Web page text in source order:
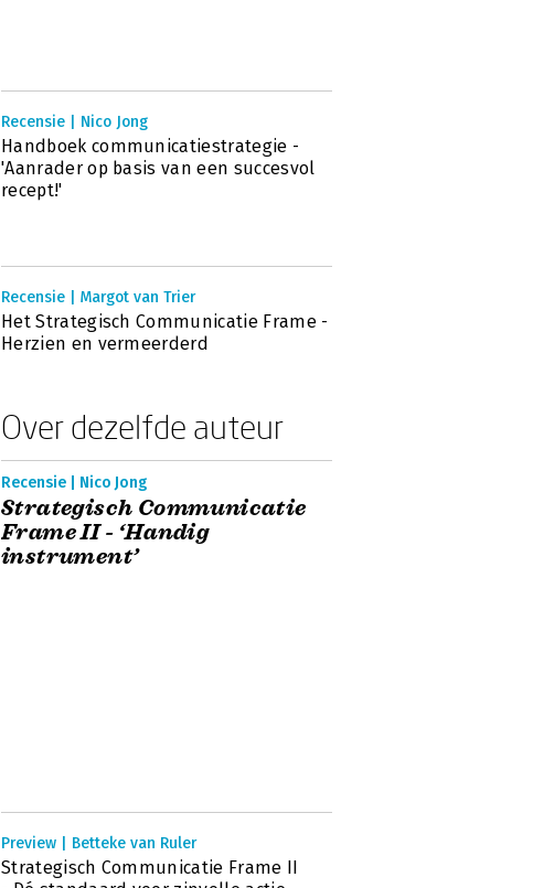
Recensie | Nico Jong
Handboek communicatiestrategie -
'Aanrader op basis van een succesvol
recept!'
Recensie | Margot van Trier
Het Strategisch Communicatie Frame -
Herzien en vermeerderd
Over dezelfde auteur
Recensie | Nico Jong
Strategisch Communicatie
Frame II - ‘Handig
instrument’
Preview | Betteke van Ruler
Strategisch Communicatie Frame II